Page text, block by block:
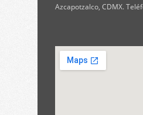
Azcapotzalco, CDMX.